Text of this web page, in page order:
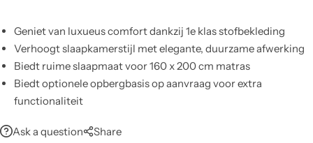
Geniet van luxueus comfort dankzij 1e klas stofbekleding
Verhoogt slaapkamerstijl met elegante, duurzame afwerking
Biedt ruime slaapmaat voor 160 x 200 cm matras
Biedt optionele opbergbasis op aanvraag voor extra
functionaliteit
Wordt gedemonteerd geleverd voor gemakkelijke installatie
Ask a question Share